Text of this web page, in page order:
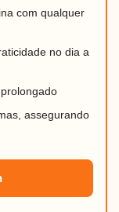
com qualquer
no dia a
assegurando